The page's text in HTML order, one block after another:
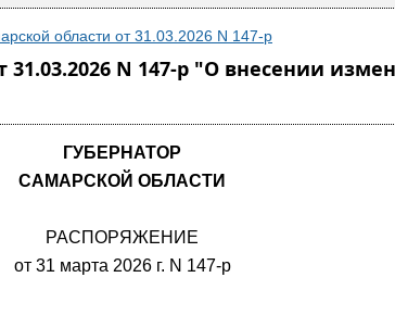
области от 31.03.2026 N 147-р
31.03.2026 N 147-р "О внесении
ГУБЕРНАТОР
САМАРСКОЙ ОБЛАСТИ
РАСПОРЯЖЕНИЕ
от 31 марта 2026 г. N 147-р